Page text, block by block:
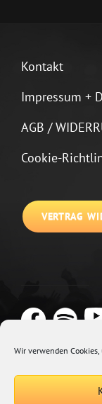
Wir verwenden
Kontakt
Impressum +
AGB /
Cookie-
VERTRAG